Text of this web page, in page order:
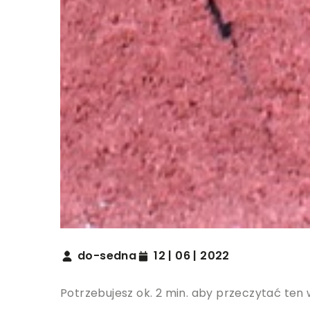
do-sedna 12 | 06 | 2022
Potrzebujesz ok. 2 min. aby przeczytać ten